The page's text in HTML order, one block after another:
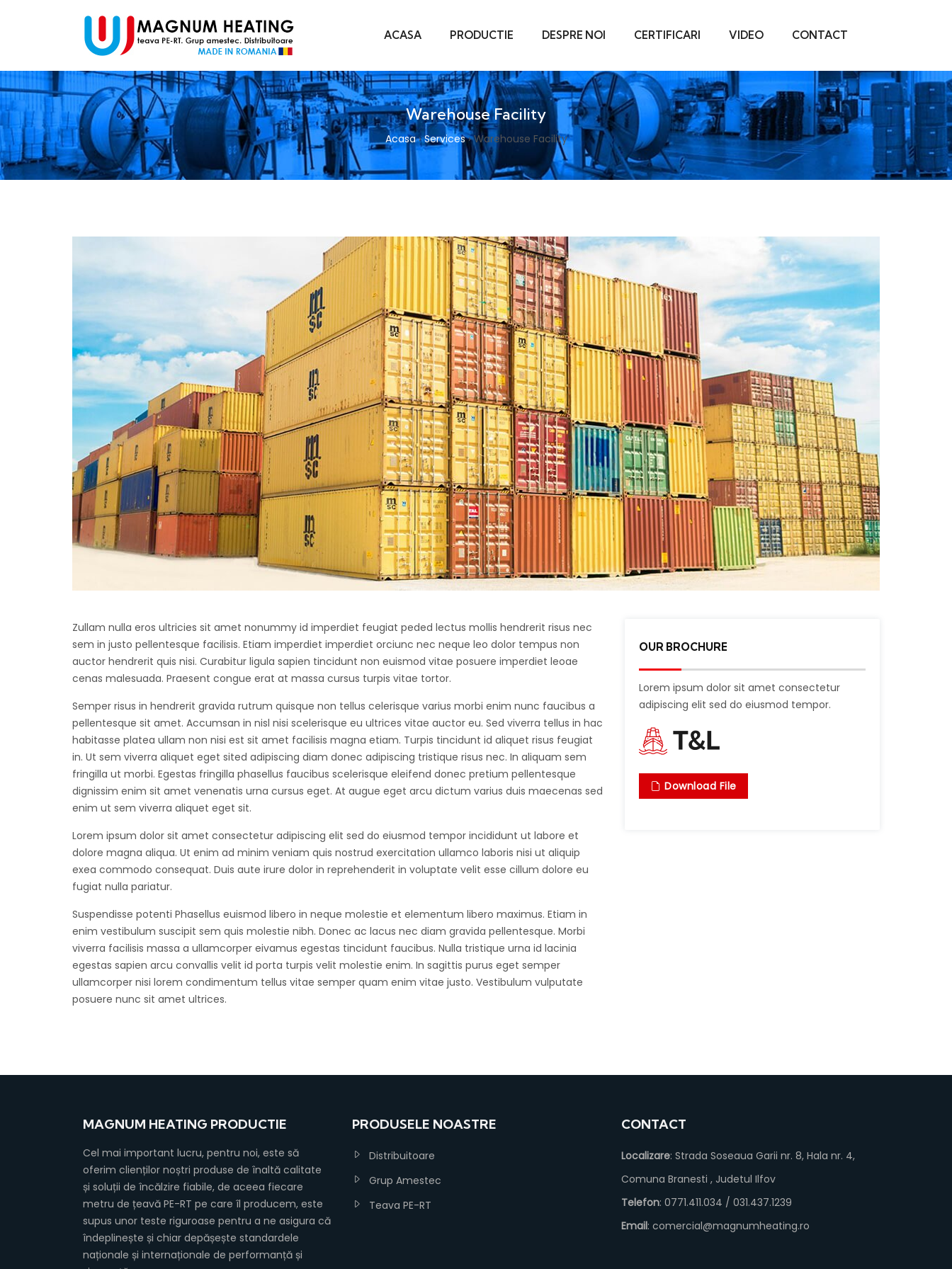
ACASA PRODUCTIE DESPRE NOI CERTIFICARI VIDEO CONTACT
Warehouse Facility
Acasa›Services›Warehouse Facility
Zullam nulla eros ultricies sit amet nonummy id imperdiet feugiat peded lectus mollis hendrerit risus nec
sem in justo pellentesque facilisis. Etiam imperdiet imperdiet orciunc nec neque leo dolor tempus non
auctor hendrerit quis nisi. Curabitur ligula sapien tincidunt non euismod vitae posuere imperdiet leoae
cenas malesuada. Praesent congue erat at massa cursus turpis vitae tortor.
Semper risus in hendrerit gravida rutrum quisque non tellus celerisque varius morbi enim nunc faucibus a
pellentesque sit amet. Accumsan in nisl nisi scelerisque eu ultrices vitae auctor eu. Sed viverra tellus in hac
habitasse platea ullam non nisi est sit amet facilisis magna etiam. Turpis tincidunt id aliquet risus feugiat
in. Ut sem viverra aliquet eget sited adipiscing diam donec adipiscing tristique risus nec. In aliquam sem
fringilla ut morbi. Egestas fringilla phasellus faucibus scelerisque eleifend donec pretium pellentesque
dignissim enim sit amet venenatis urna cursus eget. At augue eget arcu dictum varius duis maecenas sed
enim ut sem viverra aliquet eget sit.
Lorem ipsum dolor sit amet consectetur adipiscing elit sed do eiusmod tempor incididunt ut labore et
dolore magna aliqua. Ut enim ad minim veniam quis nostrud exercitation ullamco laboris nisi ut aliquip
exea commodo consequat. Duis aute irure dolor in reprehenderit in voluptate velit esse cillum dolore eu
fugiat nulla pariatur.
Suspendisse potenti Phasellus euismod libero in neque molestie et elementum libero maximus. Etiam in
enim vestibulum suscipit sem quis molestie nibh. Donec ac lacus nec diam gravida pellentesque. Morbi
viverra facilisis massa a ullamcorper eivamus egestas tincidunt faucibus. Nulla tristique urna id lacinia
egestas sapien arcu convallis velit id porta turpis velit molestie enim. In sagittis purus eget semper
ullamcorper nisi lorem condimentum tellus vitae semper quam enim vitae justo. Vestibulum vulputate
posuere nunc sit amet ultrices.
OUR BROCHURE
Lorem ipsum dolor sit amet consectetur
adipiscing elit sed do eiusmod tempor.
Download File
MAGNUM HEATING PRODUCTIE
Cel mai important lucru, pentru noi, este să
oferim clienților noștri produse de înaltă calitate
și soluții de încălzire fiabile, de aceea fiecare
metru de țeavă PE-RT pe care îl producem, este
supus unor teste riguroase pentru a ne asigura că
îndeplinește și chiar depășește standardele
naționale și internaționale de performanță și
PRODUSELE NOASTRE
Distribuitoare
Grup Amestec
Teava PE-RT
CONTACT
Localizare: Strada Soseaua Garii nr. 8, Hala nr. 4,
Comuna Branesti , Judetul Ilfov
Telefon: 0771.411.034 / 031.437.1239
Email: comercial@magnumheating.ro